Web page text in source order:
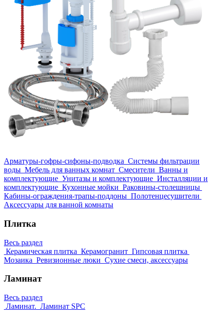
Арматуры-гофры-сифоны-подводка Системы фильтрации
воды Мебель для ванных комнат Смесители Ванны и
комплектующие Унитазы и комплектующие Инсталляции и
комплектующие Кухонные мойки Раковины-столешницы
Кабины-ограждения-трапы-поддоны Полотенцесушители
Аксессуары для ванной комнаты
Плитка
Весь раздел
Керамическая плитка Керамогранит Гипсовая плитка
Мозаика Ревизионные люки Сухие смеси, аксессуары
Ламинат
Весь раздел
Ламинат. Ламинат SPC